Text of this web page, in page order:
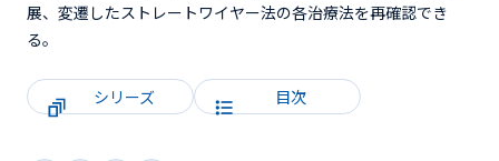
展、変遷したストレートワイヤー法の各治療法を再確認でき
る。
シリーズ 目次